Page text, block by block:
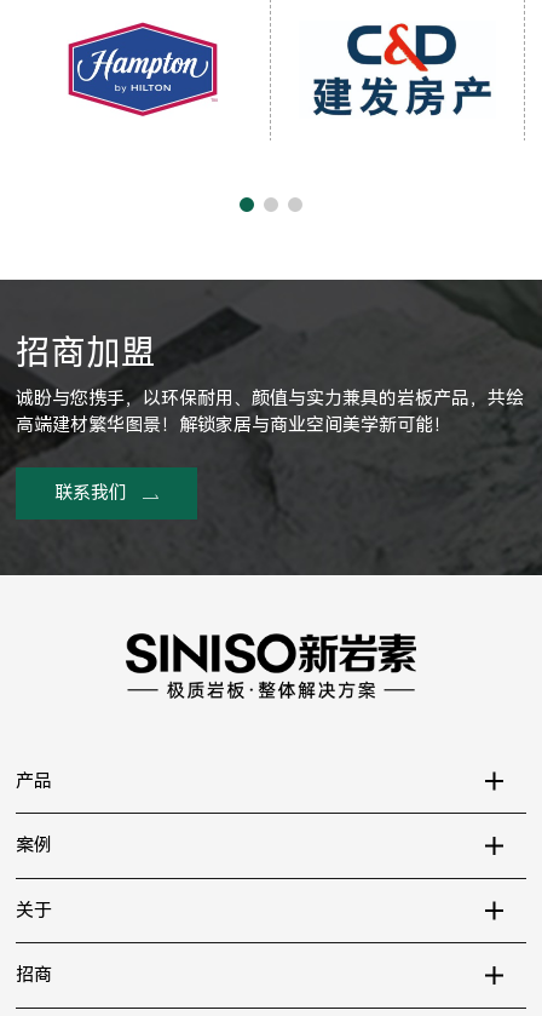
招商加盟
诚盼与您携手，以环保耐用、颜值与实力兼具的岩板产品，共绘
高端建材繁华图景！解锁家居与商业空间美学新可能！
联系我们
产品
案例
关于
招商